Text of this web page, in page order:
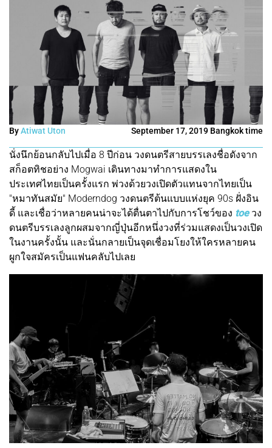
ByAtiwat Uton September 17, 2019 Bangkok time
นั่งนึกย้อนกลับไปเมื่อ 8 ปีก่อน วงดนตรีสายบรรเลงชื่อดังจาก
สก็อตทิชอย่าง Mogwai เดินทางมาทำการแสดงใน
ประเทศไทยเป็นครั้งแรก พ่วงด้วยวงเปิดตัวแทนจากไทยเป็น
"หมาทันสมัย" Moderndog วงดนตรีต้นแบบแห่งยุค 90s ฝั่งอิน
ดี้ และเชื่อว่าหลายคนน่าจะได้ตื่นตาไปกับการโชว์ของ toeวง
ดนตรีบรรเลงลูกผสมจากญี่ปุ่นอีกหนึ่งวงที่ร่วมแสดงเป็นวงเปิด
ในงานครั้งนั้น และนั่นกลายเป็นจุดเชื่อมโยงให้ใครหลายคน
ผูกใจสมัครเป็นแฟนคลับไปเลย